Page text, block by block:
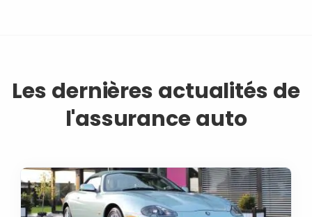
Les dernières actualités de
l'assurance auto